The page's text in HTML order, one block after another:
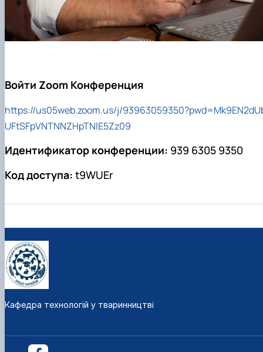
Войти Zoom Конференция
https://us05web.zoom.us/j/
UFtSFpVNTNNZHpTNlE5Zz09
Идентификатор конференции: 939 6305 9350
Код доступа: t9WUEr
Кафедра технологій у тваринництві